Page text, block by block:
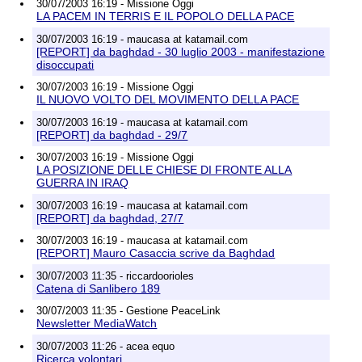
30/07/2003 16:19 - Missione Oggi
LA PACEM IN TERRIS E IL POPOLO DELLA PACE
30/07/2003 16:19 - maucasa at katamail.com
[REPORT] da baghdad - 30 luglio 2003 - manifestazione
disoccupati
30/07/2003 16:19 - Missione Oggi
IL NUOVO VOLTO DEL MOVIMENTO DELLA PACE
30/07/2003 16:19 - maucasa at katamail.com
[REPORT] da baghdad - 29/7
30/07/2003 16:19 - Missione Oggi
LA POSIZIONE DELLE CHIESE DI FRONTE ALLA
GUERRA IN IRAQ
30/07/2003 16:19 - maucasa at katamail.com
[REPORT] da baghdad, 27/7
30/07/2003 16:19 - maucasa at katamail.com
[REPORT] Mauro Casaccia scrive da Baghdad
30/07/2003 11:35 - riccardoorioles
Catena di Sanlibero 189
30/07/2003 11:35 - Gestione PeaceLink
Newsletter MediaWatch
30/07/2003 11:26 - acea equo
Ricerca volontari